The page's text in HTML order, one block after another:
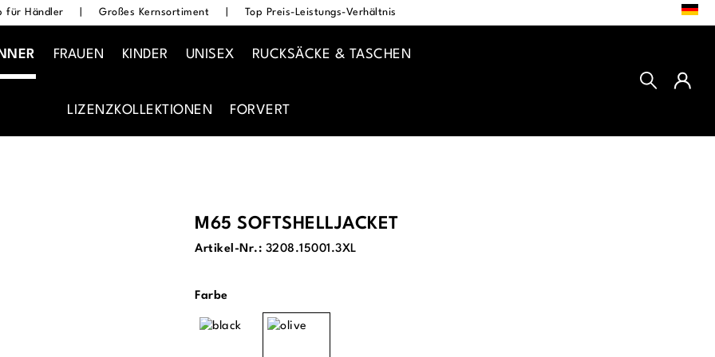
für Händler Großes Kernsortiment Top Preis-Leistungs-Verhältnis
FRAUEN KINDER UNISEX RUCKSÄCKE & TASCHEN
LIZENZKOLLEKTIONEN FORVERT
M65 SOFTSHELLJACKET
Artikel-Nr.: 3208.15001.3XL
Farbeauswählen